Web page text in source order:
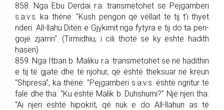
858. Nga Ebu Derdai r.a. trans­me­tohet se Pej­gam­be­ri
s.a.v.s. ka thënë: "Kush pengon që vëllait të tij t'i thyet
nderi. All-llahu Ditën e Gjykimit nga fytyra e tij do ta pen­
gojë zjarrin". (Tirmidhiu, i cili thotë se ky është hadith
hasen)
859. Nga Itban b. Maliku r.a. trans­me­tohet se në hadithin
e tij të gjatë dhe të njohur, që është thek­suar në kreun
"Shpresa", ka thënë: "Pej­gam­be­ri s.a.v.s. është ngritur të
falë dhe tha: "Ku është Malik b. Duhshumi?" Një njeri tha:
"Ai njeri është hipokrit, që nuk e do All-llahun as të